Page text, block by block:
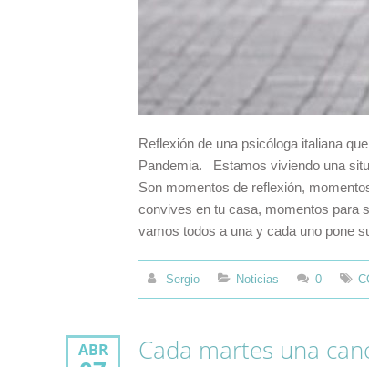
Reflexión de una psicóloga italiana
Pandemia. Estamos viviendo una
Son momentos de reflexión,
convives en tu casa, momentos para
vamos todos a una y cada uno pone
Sergio Noticias 0
ABR Cada martes una